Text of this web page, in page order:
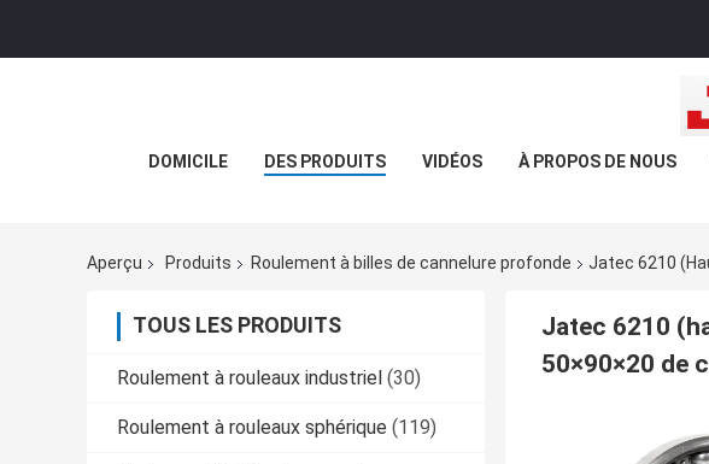
DOMICILE DES PRODUITS VIDÉOS À PROPOS DE NOUS
Aperçu Produits Roulement à billes de cannelure profonde Jatec 6210
TOUS LES PRODUITS
Roulement à rouleaux industriel (30)
Roulement à rouleaux sphérique (119)
Jatec 6210
50×90×20 de